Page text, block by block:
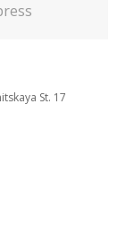
St. 17